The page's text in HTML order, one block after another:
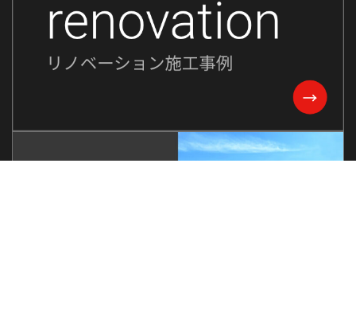
2023年8月
2023年2月